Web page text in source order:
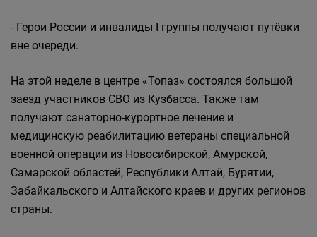
- Герои России и инвалиды I группы получают путёвки
вне очереди.
На этой неделе в центре «Топаз» состоялся большой
заезд участников СВО из Кузбасса. Также там
получают санаторно-курортное лечение и
медицинскую реабилитацию ветераны специальной
военной операции из Новосибирской, Амурской,
Самарской областей, Республики Алтай, Бурятии,
Забайкальского и Алтайского краев и других регионов
страны.